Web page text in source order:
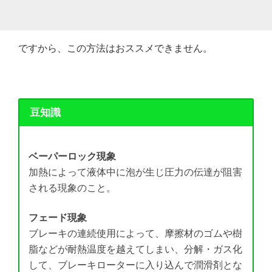
ですから、この方法はおススメできません。
豆知識
ベーパーロック現象
加熱によって液体中に泡が生じ圧力の伝達が阻害
される現象のこと。
フェード現象
ブレーキの連続使用によって、摩擦材のゴムや樹
脂などが耐熱温度を越えてしまい、分解・ガス化
して、ブレーキローターに入り込んで潤滑剤とな